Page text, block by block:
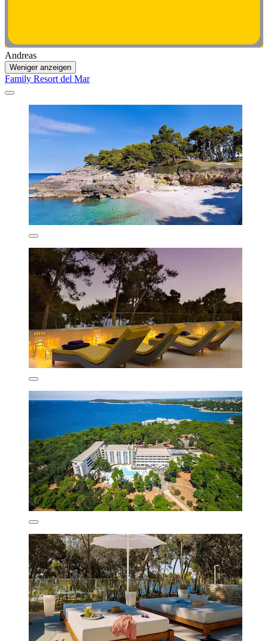
Andreas
Weniger anzeigen
Family Resort del Mar